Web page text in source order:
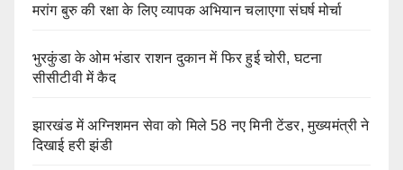
मरांग बुरु की रक्षा के लिए व्यापक अभियान चलाएगा संघर्ष मोर्चा
भुरकुंडा के ओम भंडार राशन दुकान में फिर हुई चोरी, घटना
सीसीटीवी में कैद
झारखंड में अग्निशमन सेवा को मिले 58 नए मिनी टेंडर, मुख्यमंत्री ने
दिखाई हरी झंडी